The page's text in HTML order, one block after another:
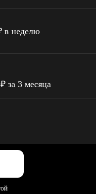
в неделю
₽ за 3 месяца